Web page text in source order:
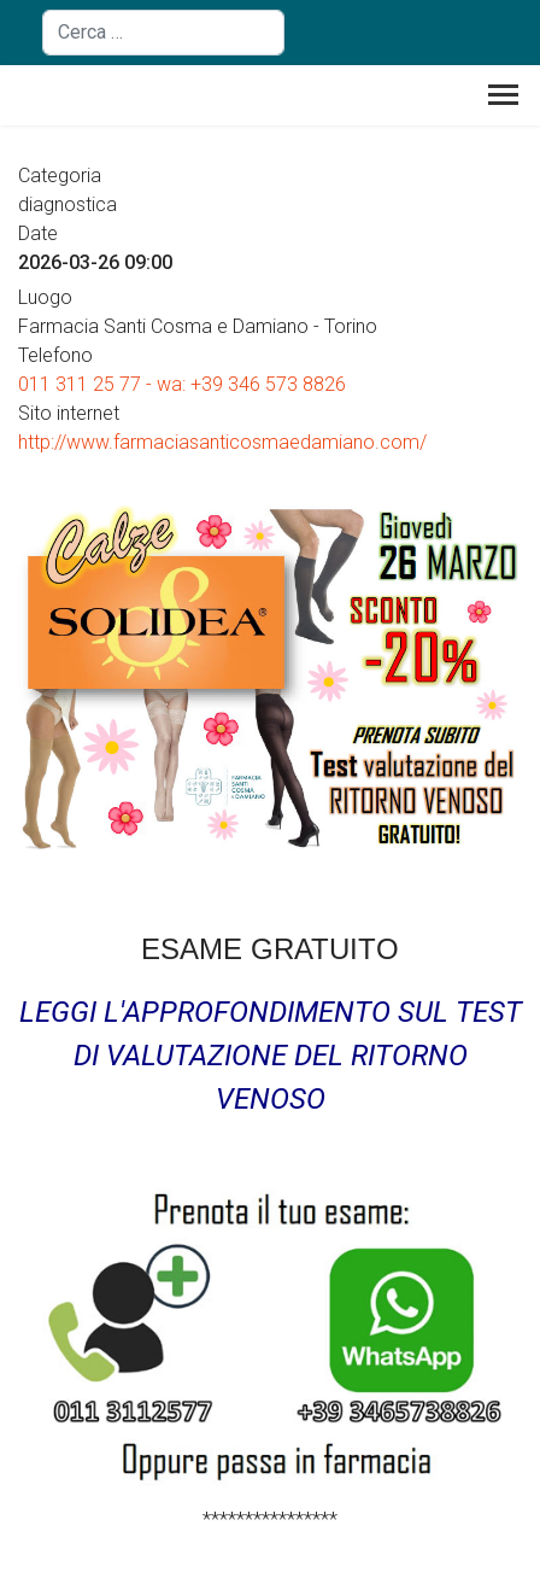
Cerca nel sito
Categoria
diagnostica
Date
2026-03-26 09:00
Luogo
Farmacia Santi Cosma e Damiano - Torino
Telefono
011 311 25 77 - wa: +39 346 573 8826
Sito internet
http://www.farmaciasanticosmaedamiano.com/
ESAME GRATUITO
LEGGI L'APPROFONDIMENTO SUL TEST
DI VALUTAZIONE DEL RITORNO
VENOSO
****************